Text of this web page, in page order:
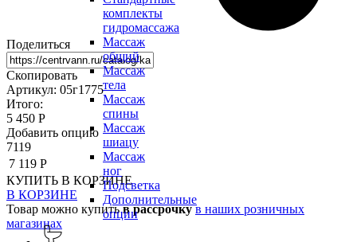
комплекты
гидромассажа
Массаж
общий
Массаж
тела
Массаж
спины
Массаж
шиацу
Массаж
ног
Подсветка
Дополнительные
опции
Поделиться
Скопировать
Артикул: 05г1775
Итого:
5 450 Р
Добавить опцию
7119
7 119 Р
КУПИТЬ В КОРЗИНЕ
В КОРЗИНЕ
Товар можно купитьв рассрочку в наших розничных
магазинах